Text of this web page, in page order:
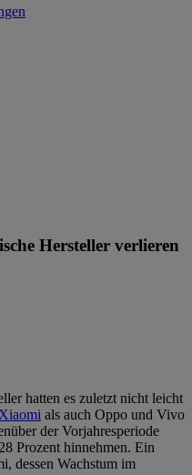
Hersteller verlieren
hatten es zuletzt nicht leicht
als auch Oppo und Vivo
der Vorjahresperiode
Prozent hinnehmen. Ein
dessen Wachstum im